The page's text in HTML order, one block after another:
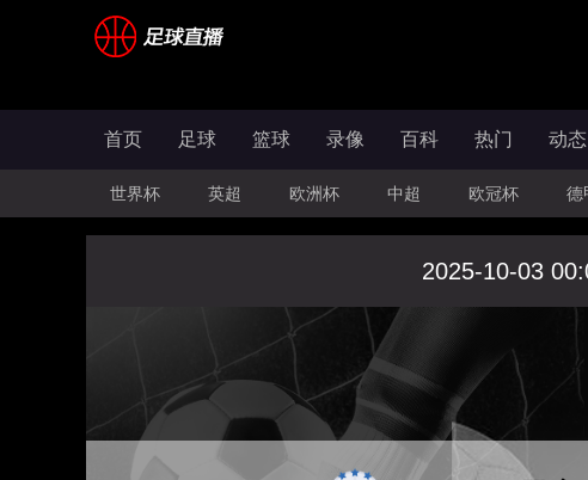
首页 足球 篮球 录像 百科 热门 动态
世界杯 英超 欧洲杯 中超 欧冠杯 德
2025-10-03